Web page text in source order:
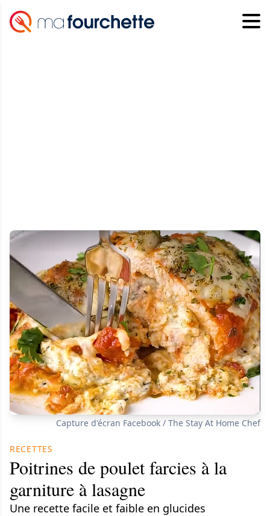
Capture d'écran Facebook / The Stay At Home Chef
RECETTES
Poitrines de poulet farcies à la
garniture à lasagne
Une recette facile et faible en glucides